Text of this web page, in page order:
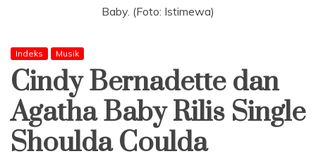
Baby. (Foto: Istimewa)
Indeks Musik
Cindy Bernadette dan
Agatha Baby Rilis Single
Shoulda Coulda